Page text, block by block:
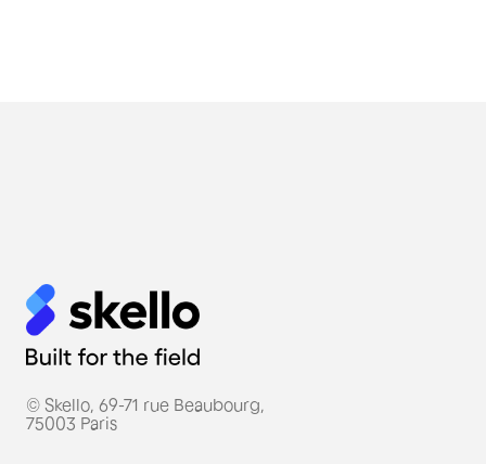
© Skello, 69-71 rue Beaubourg,
75003 Paris